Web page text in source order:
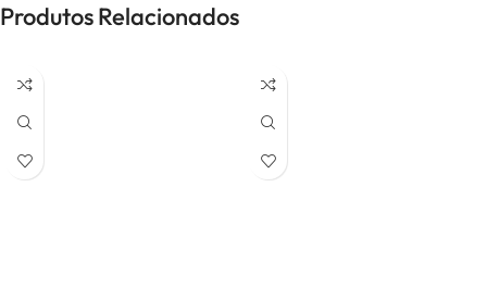
Produtos Relacionados